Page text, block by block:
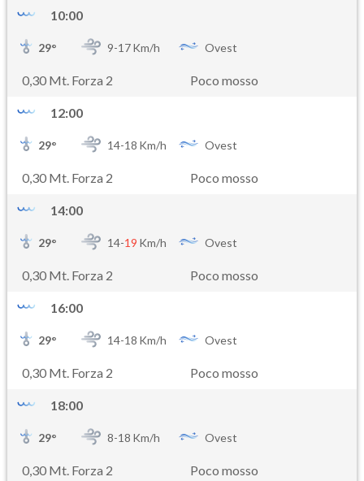
10:00
29° 9-17Km/h Ovest
0,30 Mt. Forza 2 Poco mosso
12:00
29° 14-18 Km/h Ovest
0,30 Mt. Forza 2 Poco mosso
14:00
29° 14-19 Km/h Ovest
0,30 Mt. Forza 2 Poco mosso
16:00
29° 14-18 Km/h Ovest
0,30 Mt. Forza 2 Poco mosso
18:00
29° 8-18 Km/h Ovest
0,30 Mt. Forza 2 Poco mosso